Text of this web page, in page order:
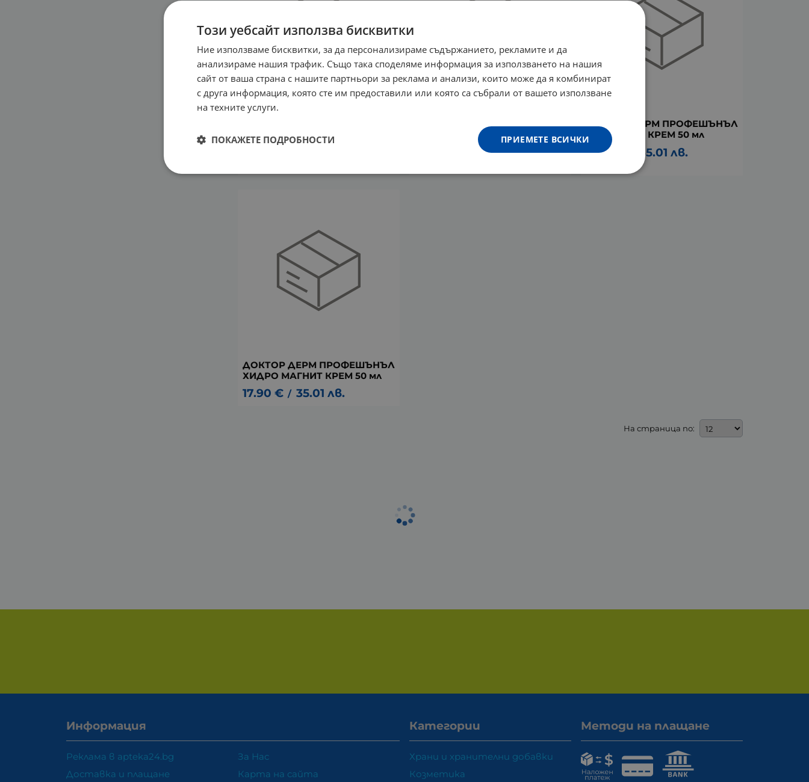
ЕСЕНЦИЯ ЗА ПОЧИСТВАНЕ НА
ЛИЦЕ 120 мл
ДОКТОР ДЕРМ ПРОФЕШЪНЪЛ
ПОЧИСТВАЩА ПЯНА И
ПИЛИНГ 100 мл
ДОКТОР ДЕРМ ПРОФЕШЪНЪЛ
ФЕЙС ЛИФТ КРЕМ 50 мл
17.90 35.01 лв.
ДОКТОР ДЕРМ ПРОФЕШЪНЪЛ
ХИДРО МАГНИТ КРЕМ 50 мл
17.90 € / 35.01 лв.
На страница по:
Информация
Реклама в apteka24.bg
Доставка и плащане
За Нас
Карта на сайта
Категории
Храни и хранителни добавки
Козметика
Методи на плащане
Този уебсайт използва бисквитки
Ние използваме бисквитки, за да персонализираме съдържанието, рекламите и да
анализираме нашия трафик. Също така споделяме информация за използването на нашия
сайт от ваша страна с нашите партньори за реклама и анализи, които може да я комбинират
с друга информация, която сте им предоставили или която са събрали от вашето използване
на техните услуги.
ПРИЕМЕТЕ ВСИЧКИ
ПОКАЖЕТЕ ПОДРОБНОСТИ